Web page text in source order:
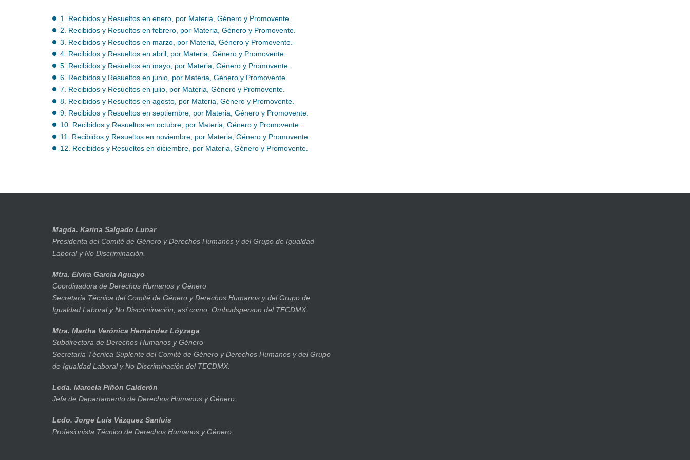
1. Recibidos y Resueltos en enero, por Materia, Género y Promovente.
2. Recibidos y Resueltos en febrero, por Materia, Género y Promovente.
3. Recibidos y Resueltos en marzo, por Materia, Género y Promovente.
4. Recibidos y Resueltos en abril, por Materia, Género y Promovente.
5. Recibidos y Resueltos en mayo, por Materia, Género y Promovente.
6. Recibidos y Resueltos en junio, por Materia, Género y Promovente.
7. Recibidos y Resueltos en julio, por Materia, Género y Promovente.
8. Recibidos y Resueltos en agosto, por Materia, Género y Promovente.
9. Recibidos y Resueltos en septiembre, por Materia, Género y Promovente.
10. Recibidos y Resueltos en octubre, por Materia, Género y Promovente.
11. Recibidos y Resueltos en noviembre, por Materia, Género y Promovente.
12. Recibidos y Resueltos en diciembre, por Materia, Género y Promovente.
Magda. Karina Salgado Lunar
Presidenta del Comité de Género y Derechos Humanos y del Grupo de Igualdad
Laboral y No Discriminación.
Mtra. Elvira García Aguayo
Coordinadora de Derechos Humanos y Género
Secretaria Técnica del Comité de Género y Derechos Humanos y del Grupo de
Igualdad Laboral y No Discriminación, así como, Ombudsperson del TECDMX.
Mtra. Martha Verónica Hernández Lóyzaga
Subdirectora de Derechos Humanos y Género
Secretaria Técnica Suplente del Comité de Género y Derechos Humanos y del Grupo
de Igualdad Laboral y No Discriminación del TECDMX.
Lcda. Marcela Piñón Calderón
Jefa de Departamento de Derechos Humanos y Género.
Lcdo. Jorge Luis Vázquez Sanluis
Profesionista Técnico de Derechos Humanos y Género.